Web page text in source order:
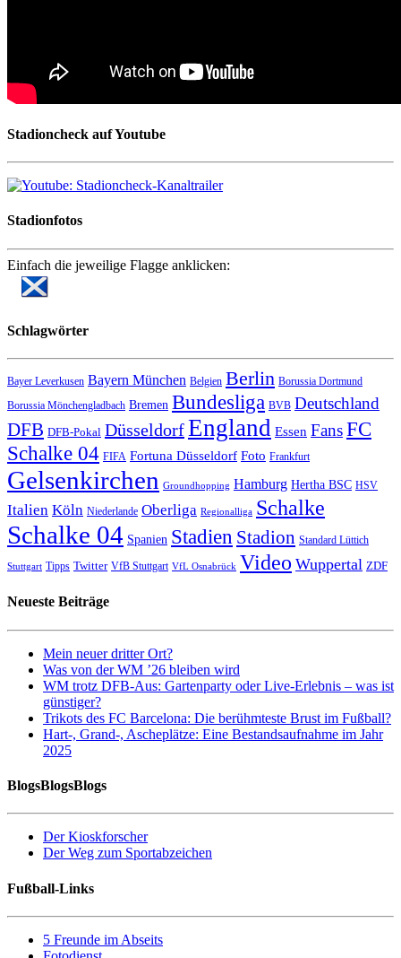
Stadioncheck auf Youtube
Stadionfotos
Einfach die jeweilige Flagge anklicken:
Schlagwörter
Bayer Leverkusen Bayern München Belgien Berlin Borussia Dortmund
Borussia Mönchengladbach Bremen Bundesliga BVB Deutschland
DFB DFB-Pokal DüsseldorfEngland Essen FansFC
Schalke 04 FIFA Fortuna Düsseldorf Foto Frankfurt
Gelsenkirchen Groundhopping Hamburg Hertha BSC HSV
Italien Köln Niederlande Oberliga Regionalliga Schalke
Schalke 04 Spanien Stadien Stadion Standard Lüttich
Stuttgart Tipps Twitter VfB Stuttgart VfL Osnabrück Video Wuppertal ZDF
Neueste Beiträge
Mein neuer dritter Ort?
Was von der WM ’26 bleiben wird
WM trotz DFB-Aus: Gartenparty oder Live-Erlebnis – was ist
günstiger?
Trikots des FC Barcelona: Die berühmteste Brust im Fußball?
Hart-, Grand-, Ascheplätze: Eine Bestandsaufnahme im Jahr
2025
BlogsBlogsBlogs
Der Kioskforscher
Der Weg zum Sportabzeichen
Fußball-Links
5 Freunde im Abseits